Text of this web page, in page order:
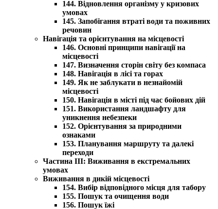
144. Відновлення організму у кризових
умовах
145. Запобігання втраті води та поживних
речовин
Навігація та орієнтування на місцевості
146. Основні принципи навігації на
місцевості
147. Визначення сторін світу без компаса
148. Навігація в лісі та горах
149. Як не заблукати в незнайомій
місцевості
150. Навігація в місті під час бойових дій
151. Використання ландшафту для
уникнення небезпеки
152. Орієнтування за природними
ознаками
153. Планування маршруту та далекі
переходи
Частина III: Виживання в екстремальних
умовах
Виживання в дикій місцевості
154. Вибір відповідного місця для табору
155. Пошук та очищення води
156. Пошук їжі